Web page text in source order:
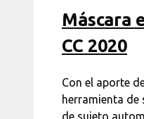
Máscara
CC 2020
Con el aporte
herramienta de
de sujeto